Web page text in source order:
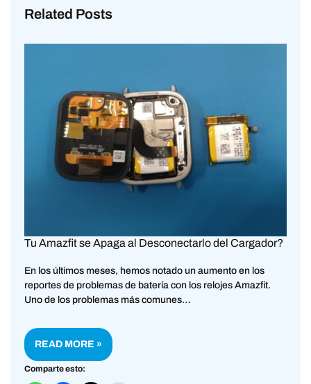
Related Posts
Tu Amazfit se Apaga al Desconectarlo del Cargador?
En los últimos meses, hemos notado un aumento en los
reportes de problemas de batería con los relojes Amazfit.
Uno de los problemas más comunes…
READ MORE »
Comparte esto: